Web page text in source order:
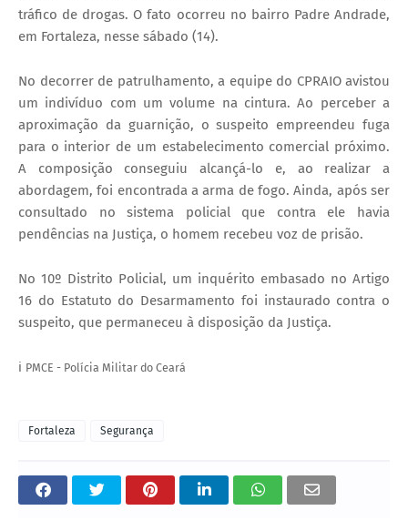
tráfico de drogas. O fato ocorreu no bairro Padre Andrade,
em Fortaleza, nesse sábado (14).
No decorrer de patrulhamento, a equipe do CPRAIO avistou
um indivíduo com um volume na cintura. Ao perceber a
aproximação da guarnição, o suspeito empreendeu fuga
para o interior de um estabelecimento comercial próximo.
A composição conseguiu alcançá-lo e, ao realizar a
abordagem, foi encontrada a arma de fogo. Ainda, após ser
consultado no sistema policial que contra ele havia
pendências na Justiça, o homem recebeu voz de prisão.
No 10º Distrito Policial, um inquérito embasado no Artigo
16 do Estatuto do Desarmamento foi instaurado contra o
suspeito, que permaneceu à disposição da Justiça.
ℹ️ PMCE - Polícia Militar do Ceará
Fortaleza Segurança